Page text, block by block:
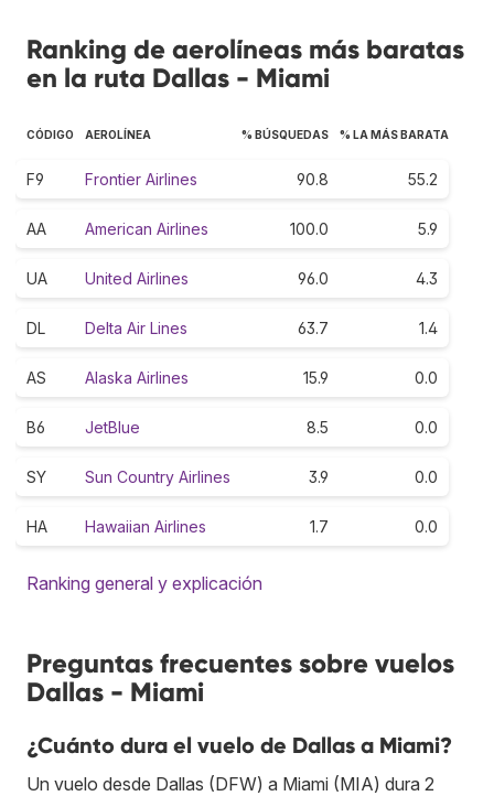
Ranking de aerolíneas más baratas
en la ruta Dallas - Miami
CÓDIGO AEROLÍNEA % BÚSQUEDAS % LA MÁS BARATA
F9 Frontier Airlines 90.8 55.2
AA American Airlines 100.0 5.9
UA United Airlines 96.0 4.3
DL Delta Air Lines 63.7 1.4
AS Alaska Airlines 15.9 0.0
B6 JetBlue 8.5 0.0
SY Sun Country Airlines 3.9 0.0
HA Hawaiian Airlines 1.7 0.0
Ranking general y explicación
Preguntas frecuentes sobre vuelos
Dallas - Miami
¿Cuánto dura el vuelo de Dallas a Miami?
Un vuelo desde Dallas (DFW) a Miami (MIA) dura 2